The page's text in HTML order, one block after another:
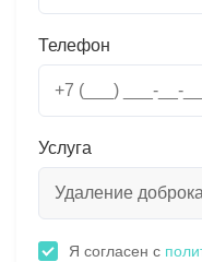
Телефон
Услуга
Я согласен с